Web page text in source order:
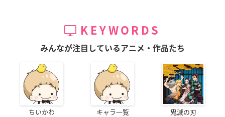
KEYWORDS
みんなが注目しているアニメ・作品たち
ちいかわ キャラ一覧 鬼滅の刃